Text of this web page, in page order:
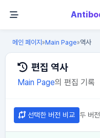
메인 페이지»Main Page»역사
편집 역사
Main Page의 편집 기록
선택한 버전 비교 두 버